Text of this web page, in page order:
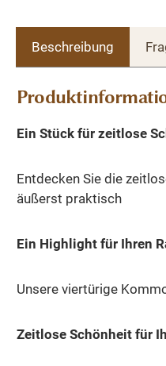
Beschreibung
Ein Stück für zeitlose
Entdecken Sie die
äußerst praktisch
Ein Highlight für Ihren
Unsere viertürige
Zeitlose Schönheit für